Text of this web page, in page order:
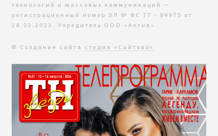
технологий и массовых коммуникаций —
регистрационный номер ЭЛ № ФС 77 - 84975 от
28.03.2023. Учредитель ООО «Актив»
© Создание сайта студия «Сайтово»